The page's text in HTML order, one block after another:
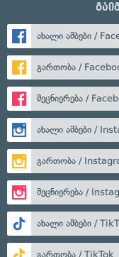
ახალი ამბები /
გართობა /
მეცნიერება /
ახალი ამბები /
გართობა /
მეცნიერება /
ახალი ამბები /
გართობა / TikTok